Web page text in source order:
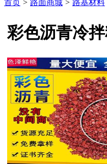
首页 > 路面商城 > 路基材料
彩色沥青冷